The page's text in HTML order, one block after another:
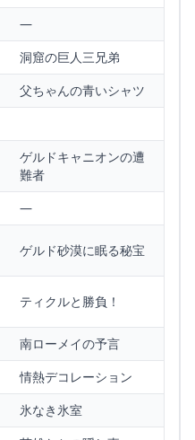
—
洞窟の巨人三兄弟
父ちゃんの青いシャツ
ゲルドキャニオンの遭
難者
—
ゲルド砂漠に眠る秘宝
ティクルと勝負！
南ローメイの予言
情熱デコレーション
氷なき氷室